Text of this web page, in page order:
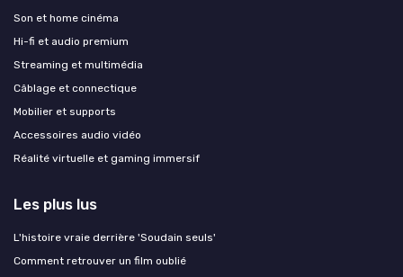
Son et home cinéma
Hi-fi et audio premium
Streaming et multimédia
Câblage et connectique
Mobilier et supports
Accessoires audio vidéo
Réalité virtuelle et gaming immersif
Les plus lus
L'histoire vraie derrière 'Soudain seuls'
Comment retrouver un film oublié